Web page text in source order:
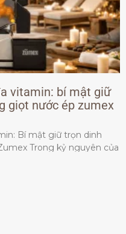
vitamin: bí mật giữ
giọt nước ép zumex
Bí mật giữ trọn dinh
Trong kỷ nguyên của